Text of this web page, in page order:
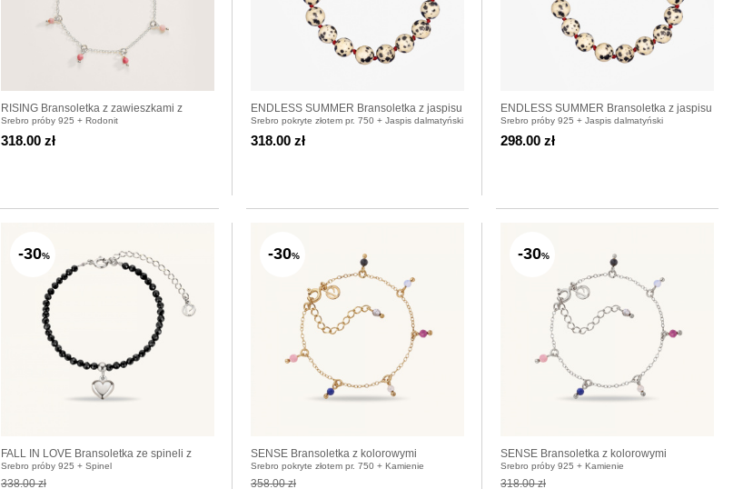
RISING Bransoletka z zawieszkami z
rodonitów srebrna
Srebro próby 925 + Rodonit
318.00 zł
ENDLESS SUMMER Bransoletka z jaspisu
dalmatyńskiego
Srebro pokryte złotem pr. 750 + Jaspis dalmatyński
318.00 zł
ENDLESS SUMMER Bransoletka z jaspisu
dalmatyńskiego
Srebro próby 925 + Jaspis dalmatyński
298.00 zł
-30%
FALL IN LOVE Bransoletka ze spineli z
serduszkiem srebrnym
Srebro próby 925 + Spinel
338.00 zł
-30%
SENSE Bransoletka z kolorowymi
kamieniami na łańcuszku pozłacanym
Srebro pokryte złotem pr. 750 + Kamienie
358.00 zł
-30%
SENSE Bransoletka z kolorowymi
kamieniami na łańcuszku srebrnym
Srebro próby 925 + Kamienie
318.00 zł